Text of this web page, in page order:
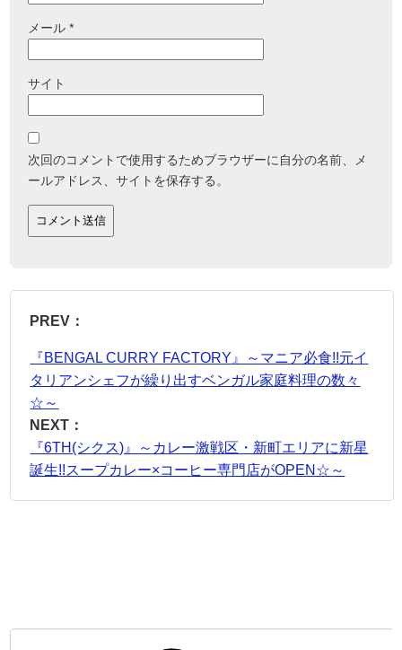
メール*
サイト
次回のコメントで使用するためブラウザーに自分の名前、メ
ールアドレス、サイトを保存する。
PREV：
『BENGAL CURRY FACTORY』～マニア必食!!元イ
タリアンシェフが繰り出すベンガル家庭料理の数々
☆～
NEXT：
『6TH(シクス)』～カレー激戦区・新町エリアに新星
誕生!!スープカレー×コーヒー専門店がOPEN☆～